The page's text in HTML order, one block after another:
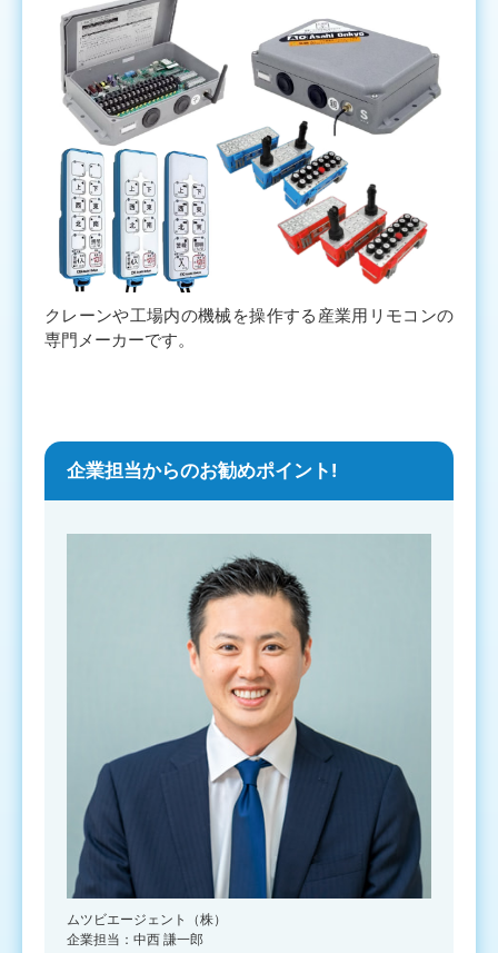
クレーンや工場内の機械を操作する産業用リモコンの
専門メーカーです。
企業担当からのお勧めポイント!
ムツビエージェント（株）
企業担当：中西 謙一郎